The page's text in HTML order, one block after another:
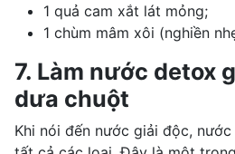
1 quả cam xắt lát mỏng;
1 chùm mâm xôi (nghiền
7. Làm nước detox
dưa chuột
Khi nói đến nước giải độc,